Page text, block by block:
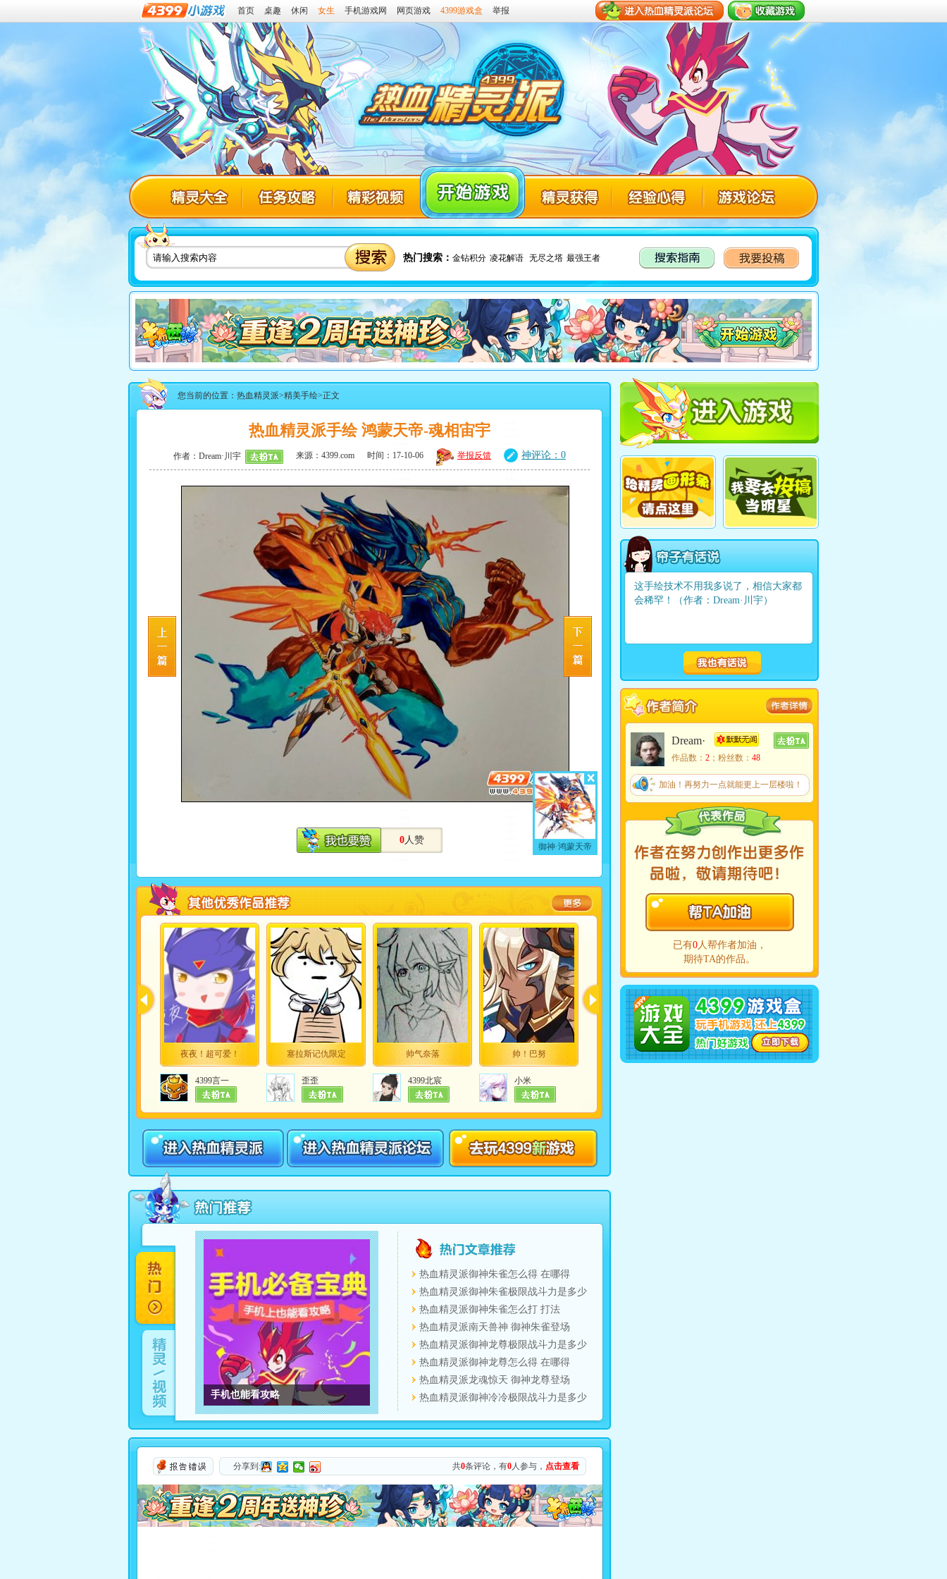
首页 桌趣 休闲 女生 手机游戏网 网页游戏 4399游戏盒 举报
4399热血精灵派
热血精灵派精灵大全 热血精灵派视频 热血精灵派精灵获得 热血精灵派经验心得
热血精灵派论坛
热门搜索： 金钻积分 凌花解语 无尽之塔 最强王者
热血精灵派搜索指南 热血精灵派投稿专区
您当前的位置： 热血精灵派>精美手绘>正文
热血精灵派手绘 鸿蒙天帝-魂相宙宇
作者： Dream·川宇 来源：4399.com 时间：17-10-06 举报反馈 神评论：0
0人赞
御神·鸿蒙天帝
夜夜！超可爱！
4399言一
塞拉斯记仇限定
歪歪
帅气奈落
4399北宸
帅！巴努
小米
写作业的塞拉斯 生命主宰塞拉斯
手机也能看攻略
手机也能看攻略
热血精灵派御神朱雀怎么得 在哪得
热血精灵派御神朱雀极限战斗力是多少
热血精灵派御神朱雀怎么打 打法
热血精灵派南天兽神 御神朱雀登场
热血精灵派御神龙尊极限战斗力是多少
热血精灵派御神龙尊怎么得 在哪得
热血精灵派龙魂惊天 御神龙尊登场
热血精灵派御神冷冷极限战斗力是多少
分享到: 共0条评论，有0人参与， 点击查看
这手绘技术不用我多说了，相信大家都
会稀罕！（作者：Dream·川宇）
Dream·
川宇
作品数： 2 ；粉丝数： 48
加油！再努力一点就能更上一层楼啦！
已有0人帮作者加油，
期待TA的作品。